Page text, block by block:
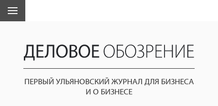
ПЕРВЫЙ УЛЬЯНОВСКИЙ ЖУРНАЛ ДЛЯ БИЗНЕСА
И О БИЗНЕСЕ